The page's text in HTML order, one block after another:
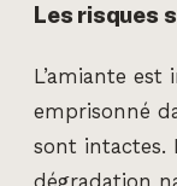
Les risques
L’amiante
emprisonné
sont intactes.